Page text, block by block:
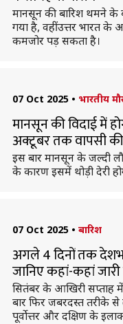
मानसून की बारिश थमने के
गया है, वहीं उत्तर भारत के
कमजोर पड़ सकता है।
07 Oct 2025 • भारतीय
मानसून की विदाई में
अक्टूबर तक वापसी
इस बार मानसून के जल्दी
के कारण इसमें थोड़ी देरी
07 Oct 2025 • बारिश
अगले 4 दिनों तक
जानिए कहां-कहां
सितंबर के आखिरी सप्ताह
बार फिर जबरदस्त तरीके
पूर्वोत्तर और दक्षिण के